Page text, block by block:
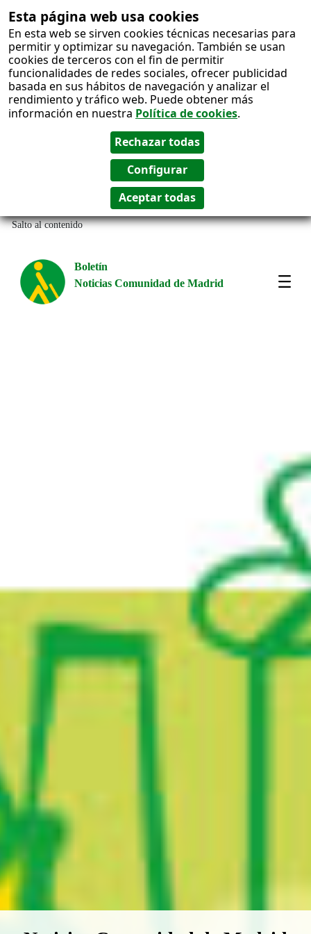
Esta página web usa cookies
En esta web se sirven cookies técnicas necesarias para
permitir y optimizar su navegación. También se usan
cookies de terceros con el fin de permitir
funcionalidades de redes sociales, ofrecer publicidad
basada en sus hábitos de navegación y analizar el
rendimiento y tráfico web. Puede obtener más
información en nuestra Política de cookies.
Salto al contenido
Boletín
Noticias Comunidad de Madrid